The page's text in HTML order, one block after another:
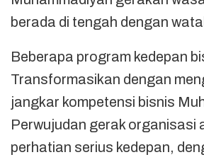
berada di tengah dengan
Beberapa program kedepan
Transformasikan dengan
jangkar kompetensi bisnis
Perwujudan gerak organisasi
perhatian serius kedepan,